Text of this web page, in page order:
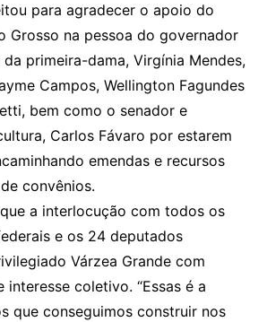
para agradecer o apoio do
Grosso na pessoa do governador
da primeira-dama, Virgínia Mendes,
Campos, Wellington Fagundes
bem como o senador e
Carlos Fávaro por estarem
emendas e recursos
convênios.
a interlocução com todos os
e os 24 deputados
Várzea Grande com
interesse coletivo. “Essas é a
que conseguimos construir nos